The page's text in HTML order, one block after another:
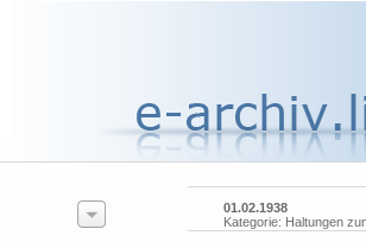
01.02.1938
Kategorie: Haltungen